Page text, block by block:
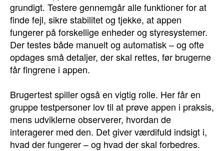
grundigt. Testere gennemgår alle funktioner for at
finde fejl, sikre stabilitet og tjekke, at appen
fungerer på forskellige enheder og styresystemer.
Der testes både manuelt og automatisk – og ofte
opdages små detaljer, der skal rettes, før brugerne
får fingrene i appen.
Brugertest spiller også en vigtig rolle. Her får en
gruppe testpersoner lov til at prøve appen i praksis,
mens udviklerne observerer, hvordan de
interagerer med den. Det giver værdifuld indsigt i,
hvad der fungerer – og hvad der skal forbedres.